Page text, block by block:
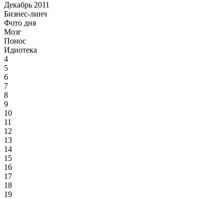
Декабрь 2011
Бизнес-линч
Фото дня
Мозг
Понос
Идиотека
4
5
6
7
8
9
10
11
12
13
14
15
16
17
18
19